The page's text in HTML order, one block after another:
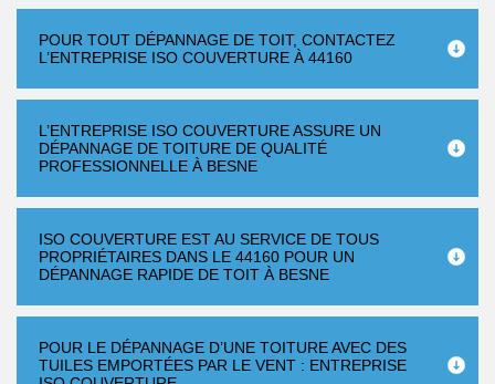
POUR TOUT DÉPANNAGE DE TOIT, CONTACTEZ
L’ENTREPRISE ISO COUVERTURE À 44160
L’ENTREPRISE ISO COUVERTURE ASSURE UN
DÉPANNAGE DE TOITURE DE QUALITÉ
PROFESSIONNELLE À BESNE
ISO COUVERTURE EST AU SERVICE DE TOUS
PROPRIÉTAIRES DANS LE 44160 POUR UN
DÉPANNAGE RAPIDE DE TOIT À BESNE
POUR LE DÉPANNAGE D’UNE TOITURE AVEC DES
TUILES EMPORTÉES PAR LE VENT : ENTREPRISE